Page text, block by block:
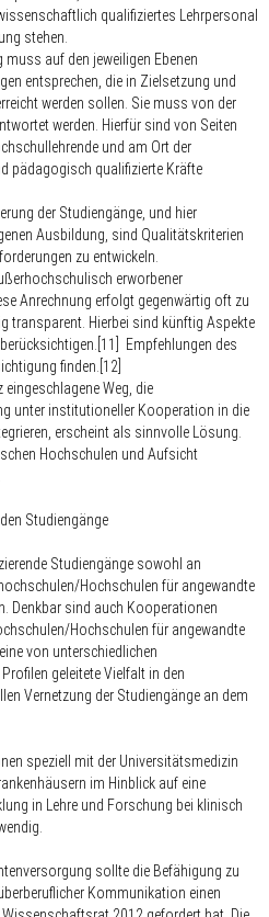
qualifiziertes Lehrpersonal
stehen.
auf den jeweiligen Ebenen
entsprechen, die in Zielsetzung und
werden sollen. Sie muss von der
werden. Hierfür sind von Seiten
und am Ort der
pädagogisch qualifizierte Kräfte
der Studiengänge, und hier
Ausbildung, sind Qualitätskriterien
zu entwickeln.
erworbener
Anrechnung erfolgt gegenwärtig oft zu
transparent. Hierbei sind künftig Aspekte
Empfehlungen des
finden.[12]
Weg, die
unter institutioneller Kooperation in die
erscheint als sinnvolle Lösung.
Hochschulen und Aufsicht
Studiengänge
Studiengänge sowohl an
Hochschulen für angewandte
Denkbar sind auch Kooperationen
Hochschulen für angewandte
von unterschiedlichen
geleitete Vielfalt in den
Vernetzung der Studiengänge an dem
speziell mit der Universitätsmedizin
im Hinblick auf eine
in Lehre und Forschung bei klinisch
sollte die Befähigung zu
Kommunikation einen